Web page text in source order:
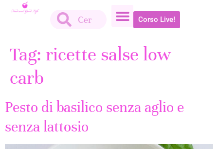
Corso Live!
Tag: ricette salse low
carb
Pesto di basilico senza aglio e
senza lattosio